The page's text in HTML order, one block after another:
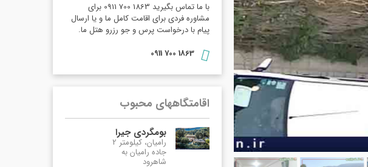
با ما تماس بگیرید 1863 700 0911 برای
مشاوره فردی برای اقامت کامل ما و یا ارسال
پیام با درخواست پرس و جو رزرو هتل ما.
1863 700 0911
اقامتگاههای محبوب
بومگردی جیرا
رامیان، کیلومتر 2
جاده رامیان به
شاهرود